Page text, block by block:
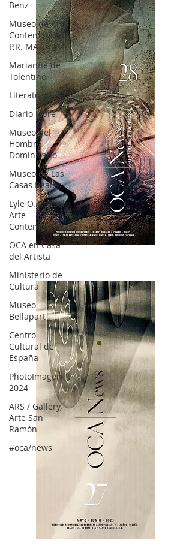
Benz
Museo de Arte
Contemporáneo
P.R. MA
Marianne de
Tolentino
Literatura
Diario Libre
Museo del
Hombre
Dominicano
Museo de Las
Casas Reales
Lyle O. Reitzel
Arte
Contemporáneo
OCA en Casa
del Artista
Ministerio de
Cultura
Museo
Bellapart
Centro
Cultural de
España
PhotoImagen
2024
ARS / Gallery,
Arte San
Ramón
#oca/news
OCA|News 28 / Julio-Agosto-Septiembre, 2023